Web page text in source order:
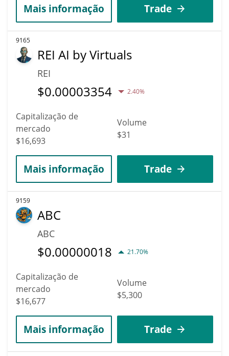
Mais informação Trade
9165
REI AI by Virtuals
REI
$0.00003354 2.40%
Capitalização de
mercado
$16,693
Volume
$31
Mais informação Trade
9159
ABC
ABC
$0.00000018 21.70%
Capitalização de
mercado
$16,677
Volume
$5,300
Mais informação Trade